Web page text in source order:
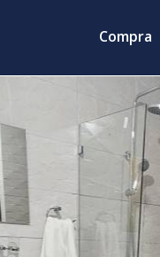
Compra